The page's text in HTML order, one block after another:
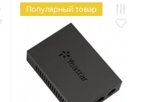
Популярный товар